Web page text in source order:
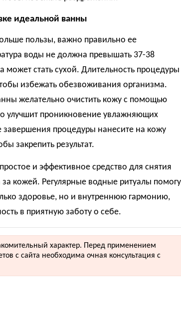
идеальной ванны
пользы, важно правильно ее
воды не должна превышать 37-38
может стать сухой. Длительность процедуры
избежать обезвоживания организма.
желательно очистить кожу с помощью
улучшит проникновение увлажняющих
процедуры нанесите на кожу
закрепить результат.
и эффективное средство для снятия
кожей. Регулярные водные ритуалы
здоровье, но и внутреннюю гармонию,
в приятную заботу о себе.
характер. Перед применением
с сайта необходима очная консультация с